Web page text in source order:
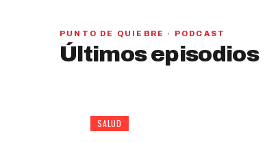
PUNTO DE QUIEBRE · PODCAST
Últimos episodios
PAN y MC se beneficiarían con una
señaló Gerardo Leal
SALUD